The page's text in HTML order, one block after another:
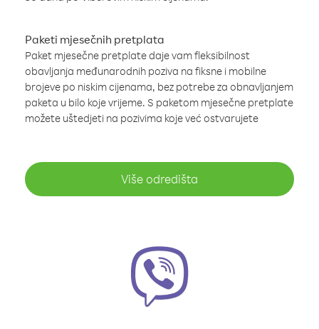
Paketi mjesečnih pretplata
Paket mjesečne pretplate daje vam fleksibilnost
obavljanja međunarodnih poziva na fiksne i mobilne
brojeve po niskim cijenama, bez potrebe za obnavljanjem
paketa u bilo koje vrijeme. S paketom mjesečne pretplate
možete uštedjeti na pozivima koje već ostvarujete
Više odredišta